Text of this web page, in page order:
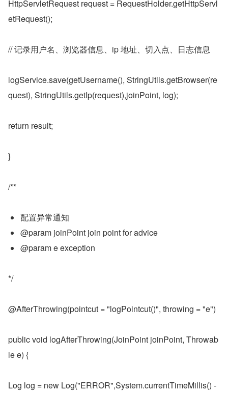
HttpServletRequest request = RequestHolder.getHttpServl
etRequest();
// 记录用户名、浏览器信息、ip 地址、切入点、日志信息
logService.save(getUsername(), StringUtils.getBrowser(re
quest), StringUtils.getIp(request),joinPoint, log);
return result;
}
/**
配置异常通知
@param joinPoint join point for advice
@param e exception
*/
@AfterThrowing(pointcut = "logPointcut()", throwing = "e")
public void logAfterThrowing(JoinPoint joinPoint, Throwab
le e) {
Log log = new Log("ERROR",System.currentTimeMillis() -